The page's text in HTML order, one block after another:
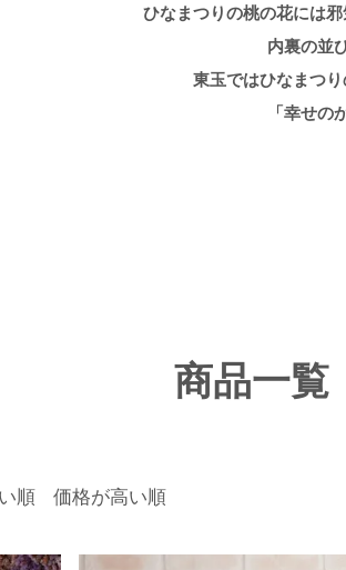
ひなまつりの桃の花には邪
内裏の並
東玉ではひなまつ
「幸せの
商品一覧
順 価格が高い順